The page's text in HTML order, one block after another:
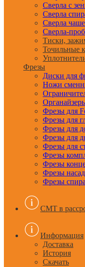
Сверла с
Сверла
Сверла
Сверла-
Тиски,
Точильные
Фрезы
Диски для
Ножи
Фрезы для
Фрезы для
Фрезы для
Фрезы для
Фрезы для
Фрезы
Фрезы
Фрезы
Фрезы
CMT в
Информация
Доставка
История
Скачать